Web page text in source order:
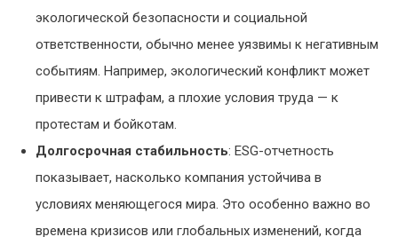
экологической безопасности и социальной
ответственности, обычно менее уязвимы к негативным
событиям. Например, экологический конфликт может
привести к штрафам, а плохие условия труда — к
протестам и бойкотам.
Долгосрочная стабильность: ESG-отчетность
показывает, насколько компания устойчива в
условиях меняющегося мира. Это особенно важно во
времена кризисов или глобальных изменений, когда